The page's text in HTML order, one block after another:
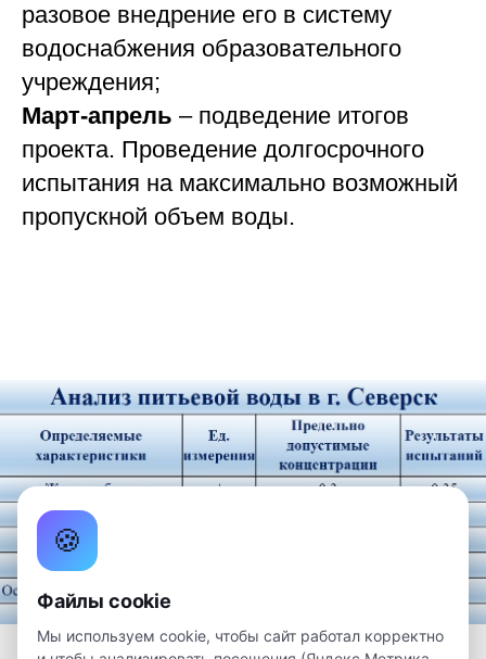
разовое внедрение его в систему
водоснабжения образовательного
учреждения;
Март-апрель – подведение итогов
проекта. Проведение долгосрочного
испытания на максимально возможный
пропускной объем воды.
🍪
Файлы cookie
Мы используем cookie, чтобы сайт работал корректно